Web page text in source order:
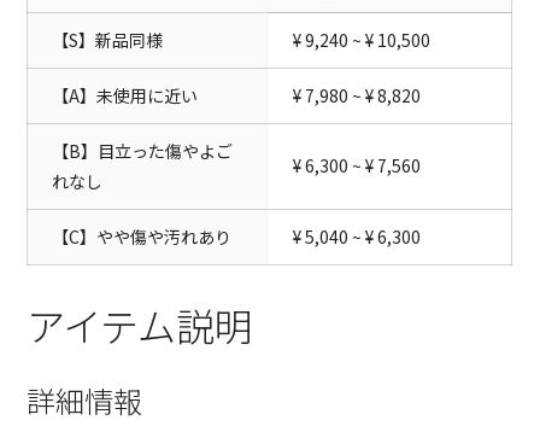
【S】新品同様 ¥ 9,240 ~ ¥ 10,500
【A】未使用に近い ¥ 7,980 ~ ¥ 8,820
【B】目立った傷やよご
れなし
¥ 6,300 ~ ¥ 7,560
【C】やや傷や汚れあり ¥ 5,040 ~ ¥ 6,300
アイテム説明
詳細情報